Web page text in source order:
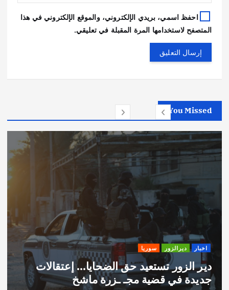
احفظ اسمي، بريدي الإلكتروني، والموقع الإلكتروني في هذا
المتصفح لاستخدامها المرة المقبلة في تعليقي.
You Missed
اخبار ديرالزور سوريا
دير الزور تستعيد حق الضحايا… إعتقالات
جديدة في قضية مجـ ـزرة ماشخ